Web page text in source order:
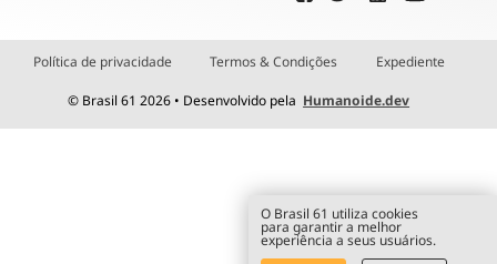
Política de privacidade Termos & Condições Expediente
© Brasil 61 2026 • Desenvolvido pela Humanoide.dev
O Brasil 61 utiliza cookies
para garantir a melhor
experiência a seus usuários.